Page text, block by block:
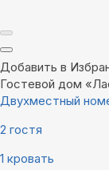
Добавить в
Гостевой дом
Двухместный
2 гостя
1 кровать